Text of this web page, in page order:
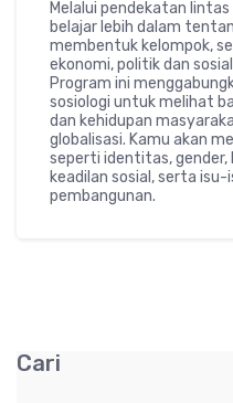
Melalui pendekatan
belajar lebih dalam
membentuk kelompok,
ekonomi, politik dan
Program ini
sosiologi untuk melihat
dan kehidupan
globalisasi. Kamu akan
seperti identitas, gender,
keadilan sosial, serta
pembangunan.
Cari